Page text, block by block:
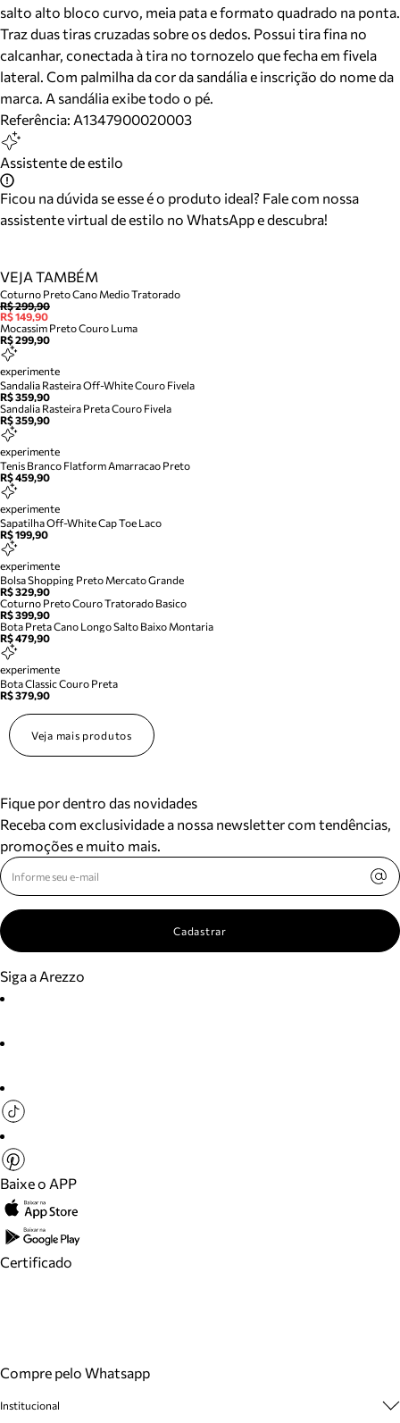
salto alto bloco curvo, meia pata e formato quadrado na ponta.
Traz duas tiras cruzadas sobre os dedos. Possui tira fina no
calcanhar, conectada à tira no tornozelo que fecha em fivela
lateral. Com palmilha da cor da sandália e inscrição do nome da
marca. A sandália exibe todo o pé.
Referência: A1347900020003
Assistente de estilo
Ficou na dúvida se esse é o produto ideal? Fale com nossa
assistente virtual de estilo no WhatsApp e descubra!
VEJA TAMBÉM
Coturno Preto Cano Medio Tratorado
R$ 299,90
R$ 149,90
Mocassim Preto Couro Luma
R$ 299,90
experimente
Sandalia Rasteira Off-White Couro Fivela
R$ 359,90
Sandalia Rasteira Preta Couro Fivela
R$ 359,90
experimente
Tenis Branco Flatform Amarracao Preto
R$ 459,90
experimente
Sapatilha Off-White Cap Toe Laco
R$ 199,90
experimente
Bolsa Shopping Preto Mercato Grande
R$ 329,90
Coturno Preto Couro Tratorado Basico
R$ 399,90
Bota Preta Cano Longo Salto Baixo Montaria
R$ 479,90
experimente
Bota Classic Couro Preta
R$ 379,90
Veja mais produtos
Fique por dentro das novidades
Receba com exclusividade a nossa newsletter com tendências,
promoções e muito mais.
Cadastrar
Siga a Arezzo
Baixe o APP
Certificado
Compre pelo Whatsapp
Institucional